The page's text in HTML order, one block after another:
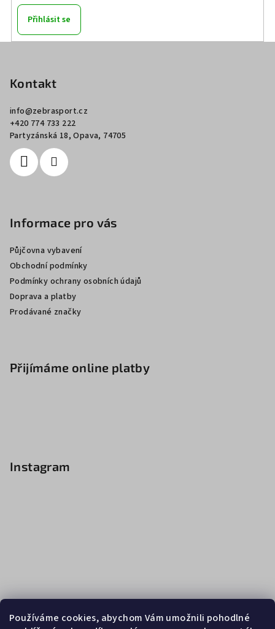
Používáme cookies, abychom Vám umožnili pohodlné
Přihlásit se
Kontakt
info@zebrasport.cz
+420 774 733 222
Partyzánská 18, Opava, 74705
Informace pro vás
Půjčovna vybavení
Obchodní podmínky
Podmínky ochrany osobních údajů
Doprava a platby
Prodávané značky
Přijímáme online platby
Instagram